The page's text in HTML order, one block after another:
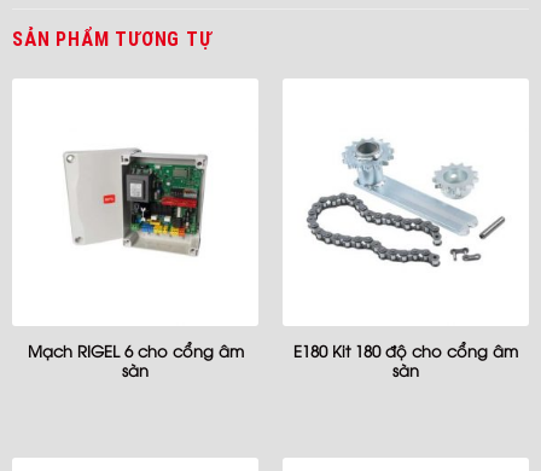
SẢN PHẨM TƯƠNG TỰ
Mạch RIGEL 6 cho cổng âm
sàn
E180 Kit 180 độ cho cổng âm
sàn